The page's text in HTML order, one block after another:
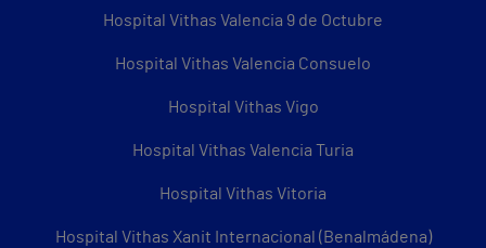
Hospital Vithas Valencia 9 de Octubre
Hospital Vithas Valencia Consuelo
Hospital Vithas Vigo
Hospital Vithas Valencia Turia
Hospital Vithas Vitoria
Hospital Vithas Xanit Internacional (Benalmádena)